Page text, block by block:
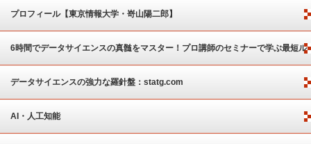
プロフィール【東京情報大学・嵜山陽二郎】
6時間でデータサイエンスの真髄をマスター！プロ講師のセミナーで学ぶ最短ル
ート
データサイエンスの強力な羅針盤：statg.com
AI・人工知能